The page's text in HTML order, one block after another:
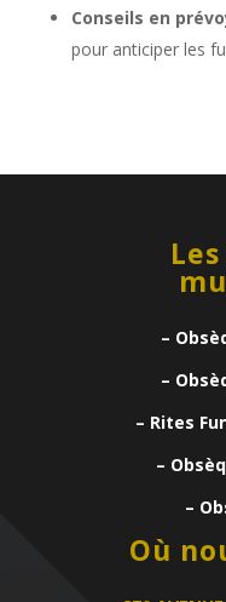
Conseils en
pour anticiper les
–
–
– Rites
–
–
Où